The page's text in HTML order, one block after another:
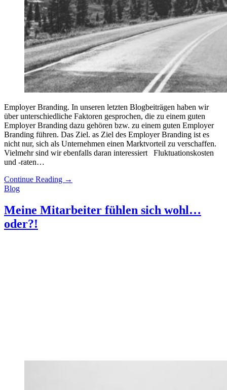
Employer Branding. In unseren letzten Blogbeiträgen haben wir
über unterschiedliche Faktoren gesprochen, die zu einem guten
Employer Branding dazu gehören bzw. zu einem guten Employer
Branding führen. Das Ziel. as Ziel des Employer Branding ist es
nicht nur, sich als Unternehmen einen Marktvorteil zu verschaffen.
Vielmehr sind wir ebenfalls daran interessiert Fluktuationskosten
und -raten…
Continue Reading →
Blog
Meine Mitarbeiter fühlen sich wohl…
oder?!